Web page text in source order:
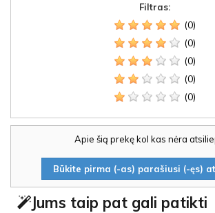
Filtras:
(0)
(0)
(0)
(0)
(0)
Apie šią prekę kol kas nėra
Būkite pirma (-as) parašiusi (-ęs)
Jums taip pat gali patikti